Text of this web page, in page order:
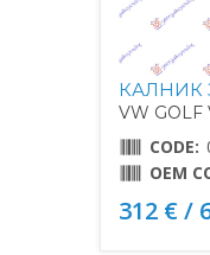
КАЛНИК
VW GOLF
CODE:
OEM
312 € /